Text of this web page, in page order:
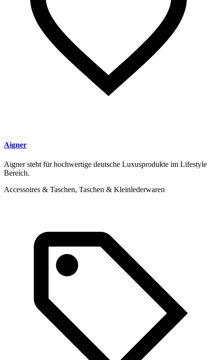
Aigner
Aigner steht für hochwertige deutsche Luxusprodukte im Lifestyle
Bereich.
Accessoires & Taschen, Taschen & Kleinlederwaren